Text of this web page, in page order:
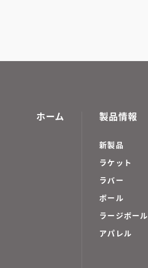
ホーム 製品情報
新製品
ラケット
ラバー
ボール
ラージボール
アパレル